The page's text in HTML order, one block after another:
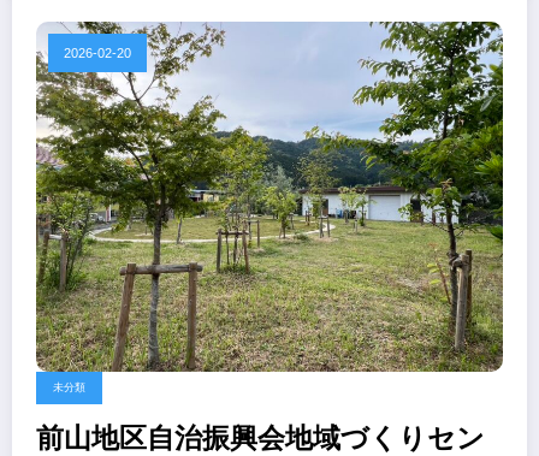
2026-02-20
未分類
前山地区自治振興会地域づくりセン